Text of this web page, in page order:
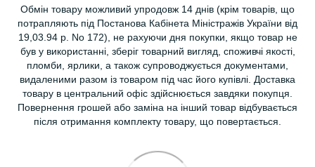
Обмін товару можливий упродовж 14 днів (крім товарів, що
потрапляють під Постанова Кабінета Міністражів України від
19,03.94 р. No 172), не рахуючи дня покупки, якщо товар не
був у використанні, зберіг товарний вигляд, споживчі якості,
пломби, ярлики, а також супроводжується документами,
видаленими разом із товаром під час його купівлі. Доставка
товару в центральний офіс здійснюється завдяки покупця.
Повернення грошей або заміна на інший товар відбувається
після отримання комплекту товару, що повертається.